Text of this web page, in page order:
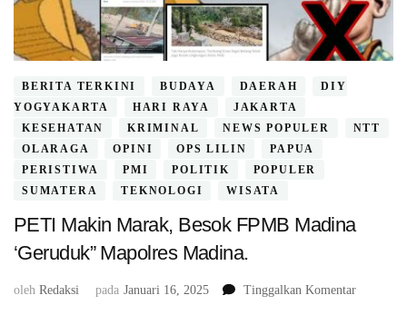
BERITA TERKINI BUDAYA DAERAH
DIY
YOGYAKARTA
HARI RAYA
JAKARTA
KESEHATAN
KRIMINAL NEWS POPULER
NTT
OLARAGA
OPINI OPS LILIN
PAPUA
PERISTIWA
PMI POLITIK
POPULER
SUMATERA
TEKNOLOGI WISATA
PETI Makin Marak, Besok FPMB Madina
‘Geruduk” Mapolres Madina.
oleh Redaksi pada Januari 16, 2025 Tinggalkan Komentarpada